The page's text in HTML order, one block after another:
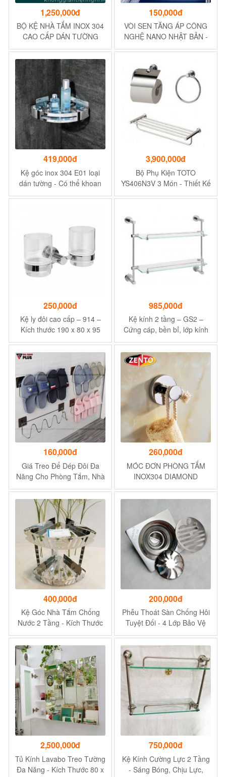
1,250,000đ
BỘ KỆ NHÀ TẮM INOX 304
CAO CẤP DÁN TƯỜNG
KGTN 011KNT007
150,000đ
VÒI SEN TĂNG ÁP CÔNG
NGHỆ NANO NHẬT BẢN -
THANH LỌC NƯỚC, DIỆT
419,000đ
Kệ góc inox 304 E01 loại
dán tường - Có thể khoan
ocvit hoặc dán tường
3,900,000đ
Bộ Phụ Kiện TOTO
YS406N3V 3 Món - Thiết Kế
Tinh Tế, Chất Lượng Cao
250,000đ
Kệ ly đôi cao cấp – 914 –
Kích thước 190 x 80 x 95
mm – Màu inox sáng bóng
985,000đ
Kệ kính 2 tầng – GS2 –
Cứng cáp, bền bỉ, lớp kính
dày dặn – 100% inox 304
160,000đ
Giá Treo Để Dép Đôi Đa
Năng Cho Phòng Tắm, Nhà
Vệ Sinh Dán Tường INOX
304 Không Gỉ |
ShuangQuing
260,000đ
MÓC ĐƠN PHÒNG TẮM
INOX304 DIAMOND
SERIES HC5801
400,000đ
Kệ Góc Nhà Tắm Chống
Nước 2 Tầng - Kích Thước
25x25x38 cm
200,000đ
Phễu Thoát Sàn Chống Hôi
Tuyệt Đối - 4 Lớp Bảo Vệ
2,500,000đ
Tủ Kính Lavabo Treo Tường
Đa Năng - Kích Thước 80 x
750,000đ
Kệ Kính Cường Lực 2 Tầng
- Sáng Bóng, Chịu Lực,